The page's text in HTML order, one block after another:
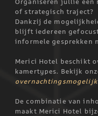
Organiseren jullie een
of strategisch traject?
Dankzij de
blijft iedereen
informele gesprekken
Merici Hotel beschikt
kamertypes. Bekijk
De combinatie van
maakt Merici Hotel